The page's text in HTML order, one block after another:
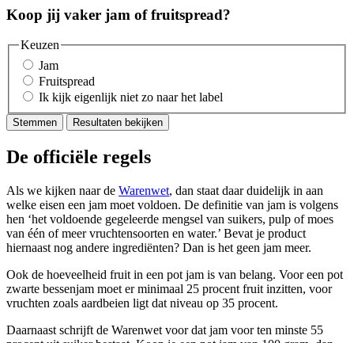
Koop jij vaker jam of fruitspread?
Keuzen
Jam
Fruitspread
Ik kijk eigenlijk niet zo naar het label
Stemmen Resultaten bekijken
De officiële regels
Als we kijken naar de Warenwet, dan staat daar duidelijk in aan
welke eisen een jam moet voldoen. De definitie van jam is volgens
hen ‘het voldoende gegeleerde mengsel van suikers, pulp of moes
van één of meer vruchtensoorten en water.’ Bevat je product
hiernaast nog andere ingrediënten? Dan is het geen jam meer.
Ook de hoeveelheid fruit in een pot jam is van belang. Voor een pot
zwarte bessenjam moet er minimaal 25 procent fruit inzitten, voor
vruchten zoals aardbeien ligt dat niveau op 35 procent.
Daarnaast schrijft de Warenwet voor dat jam voor ten minste 55